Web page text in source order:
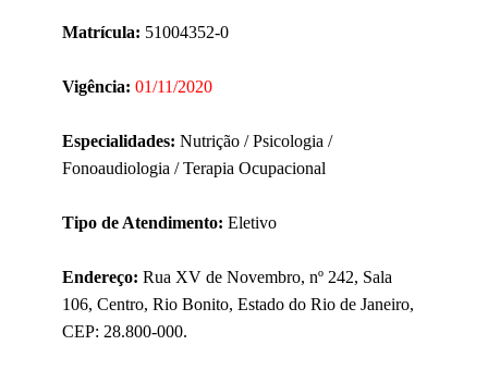
Matrícula: 51004352-0
Vigência: 01/11/2020
Especialidades: Nutrição / Psicologia /
Fonoaudiologia / Terapia Ocupacional
Tipo de Atendimento: Eletivo
Endereço: Rua XV de Novembro, nº 242, Sala
106, Centro, Rio Bonito, Estado do Rio de Janeiro,
CEP: 28.800-000.